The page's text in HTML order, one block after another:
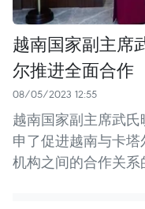
越南国家副主席
尔推进全面合作
08/05/2023 12:55
越南国家副主席武
申了促进越南与卡
机构之间的合作关系